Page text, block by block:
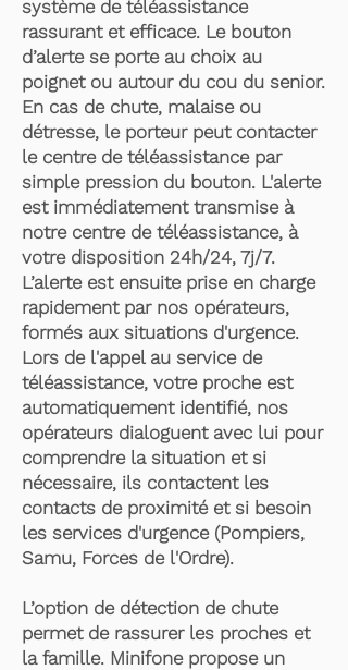
système de téléassistance
rassurant et efficace. Le bouton
d’alerte se porte au choix au
poignet ou autour du cou du senior.
En cas de chute, malaise ou
détresse, le porteur peut contacter
le centre de téléassistance par
simple pression du bouton. L'alerte
est immédiatement transmise à
notre centre de téléassistance, à
votre disposition 24h/24, 7j/7.
L’alerte est ensuite prise en charge
rapidement par nos opérateurs,
formés aux situations d'urgence.
Lors de l'appel au service de
téléassistance, votre proche est
automatiquement identifié, nos
opérateurs dialoguent avec lui pour
comprendre la situation et si
nécessaire, ils contactent les
contacts de proximité et si besoin
les services d'urgence (Pompiers,
Samu, Forces de l'Ordre).
L’option de détection de chute
permet de rassurer les proches et
la famille. Minifone propose un